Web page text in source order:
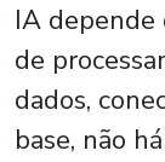
IA depende
de
dados,
base, não